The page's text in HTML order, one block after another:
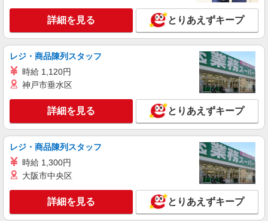
株式会社シエロ
スマホ携帯販売【エーユー】
時給1650円〜 ※残業代支給 ★交通費上限800
円/日 【資格手当制度】 au資格取得で5200〜
11400円/月支給 家電アドバイザー資格をお持ちの
方はグレードに合わせて2500〜5000円/月支給 ※
ールスアドバイザー）に昇格すると16600円/月支
給 ゜+゜・。○。・゜+゜・。○。・゜+゜ 入社祝
い金10万円支給(規定有) お友達を紹介頂くと, イン
センティブ支給(規定有) ★月2回払い・週払い可能
（規程有）★ ゜・。○。・゜+゜・。○。・゜+゜
千葉県千葉市中央区の家電量販店
キープ 詳細を見る
詳細を見る とりあえずキープ
レジ・商品陳列スタッフ
時給 1,120円
神戸市垂水区
詳細を見る とりあえずキープ
レジ・商品陳列スタッフ
時給 1,300円
大阪市中央区
詳細を見る とりあえずキープ